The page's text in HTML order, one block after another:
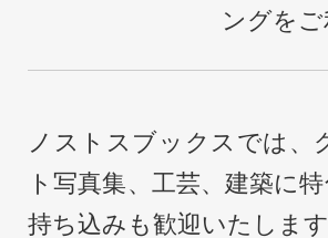
ングを
ノストスブックスでは
ト写真集、工芸、建築に
持ち込みも歓迎いたします